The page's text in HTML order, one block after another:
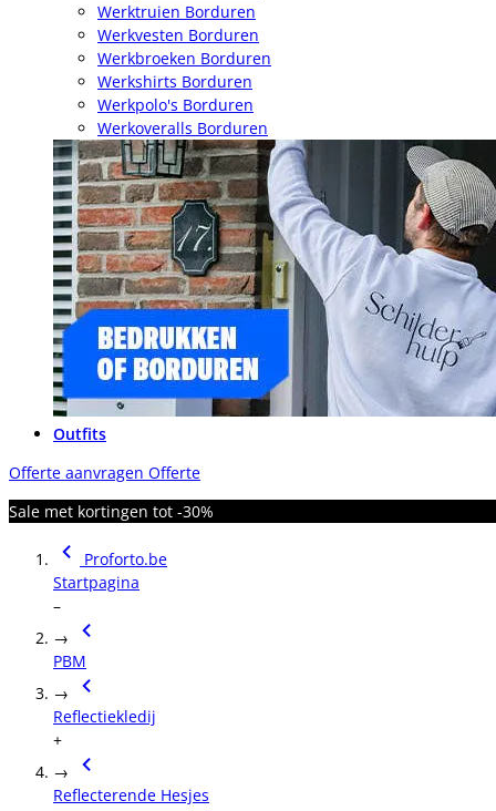
Werktruien Borduren
Werkvesten Borduren
Werkbroeken Borduren
Werkshirts Borduren
Werkpolo's Borduren
Werkoveralls Borduren
Outfits
Offerte aanvragen Offerte
Sale met kortingen tot -30%
Proforto.be
Startpagina
–
→
PBM
→
Reflectiekledij
+
→
Reflecterende Hesjes